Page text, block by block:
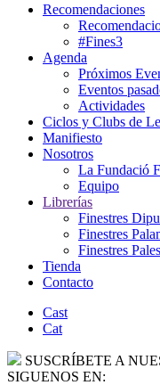
Recomendaciones
#Fines3
Agenda
Próximos
Eventos
Actividades
Ciclos y Clubs de
Manifiesto
Nosotros
La Fundació
Equipo
Librerías
Finestres
Finestres
Finestres
Tienda
Contacto
Cast
Cat
SUSCRÍBETE A
SIGUENOS EN: